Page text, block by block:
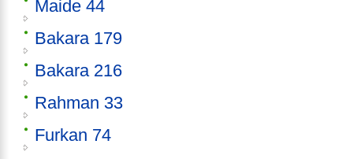
Maide 44
Bakara 179
Bakara 216
Rahman 33
Furkan 74